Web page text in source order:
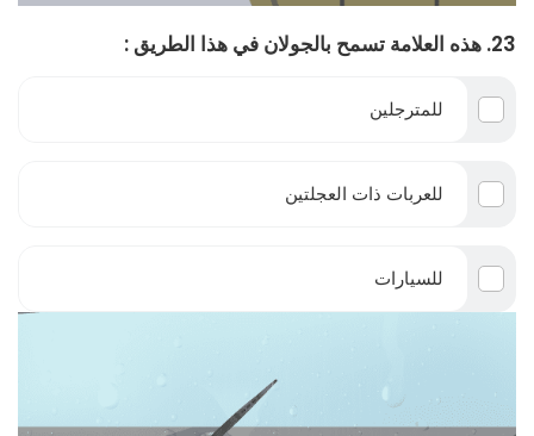
23. هذه العلامة تسمح بالجولان في هذا الطريق :
للمترجلين
للعربات ذات العجلتين
للسيارات